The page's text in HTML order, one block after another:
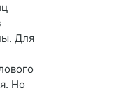
Для
Но